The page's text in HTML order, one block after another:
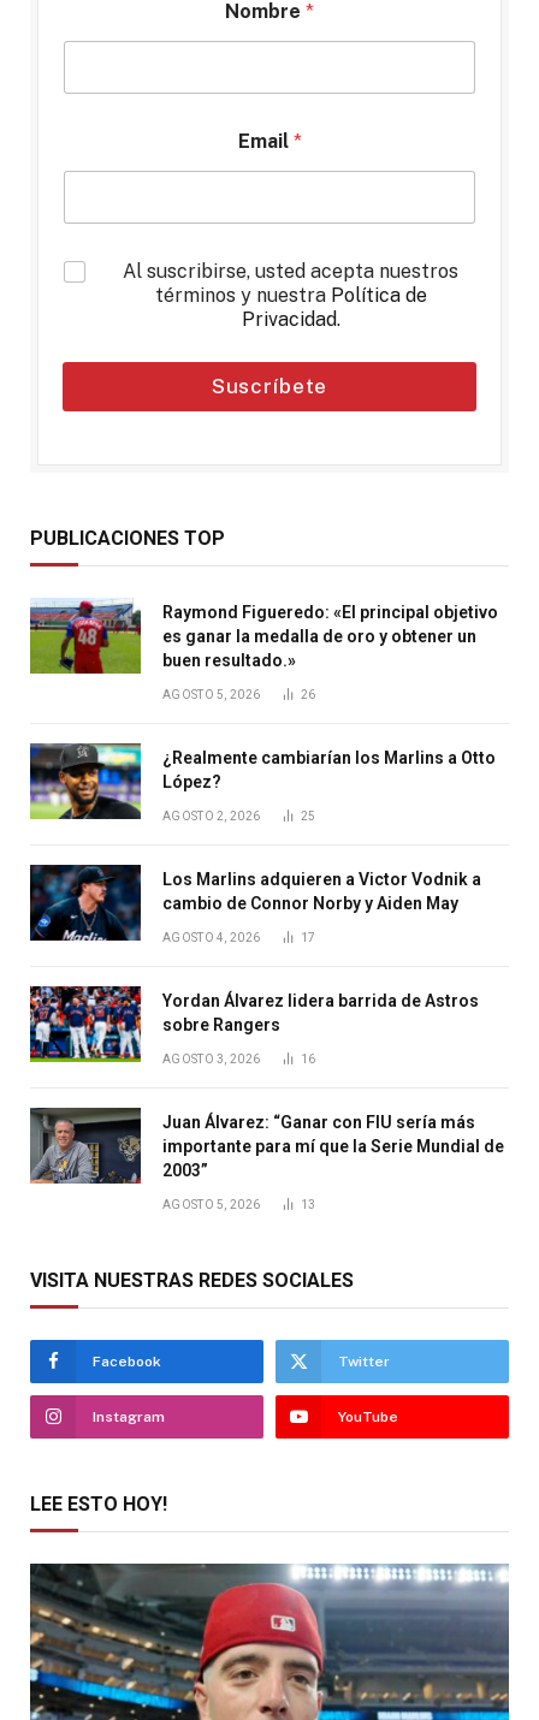
Nombre *
Email *
*
Al suscribirse, usted acepta nuestros
términos y nuestra Política de
Privacidad.
Suscríbete
PUBLICACIONES TOP
Raymond Figueredo: «El principal objetivo
es ganar la medalla de oro y obtener un
buen resultado.»
AGOSTO 5, 2026 26
¿Realmente cambiarían los Marlins a Otto
López?
AGOSTO 2, 2026 25
Los Marlins adquieren a Victor Vodnik a
cambio de Connor Norby y Aiden May
AGOSTO 4, 2026 17
Yordan Álvarez lidera barrida de Astros
sobre Rangers
AGOSTO 3, 2026 16
Juan Álvarez: “Ganar con FIU sería más
importante para mí que la Serie Mundial de
2003”
AGOSTO 5, 2026 13
VISITA NUESTRAS REDES SOCIALES
Facebook Twitter
Instagram YouTube
LEE ESTO HOY!